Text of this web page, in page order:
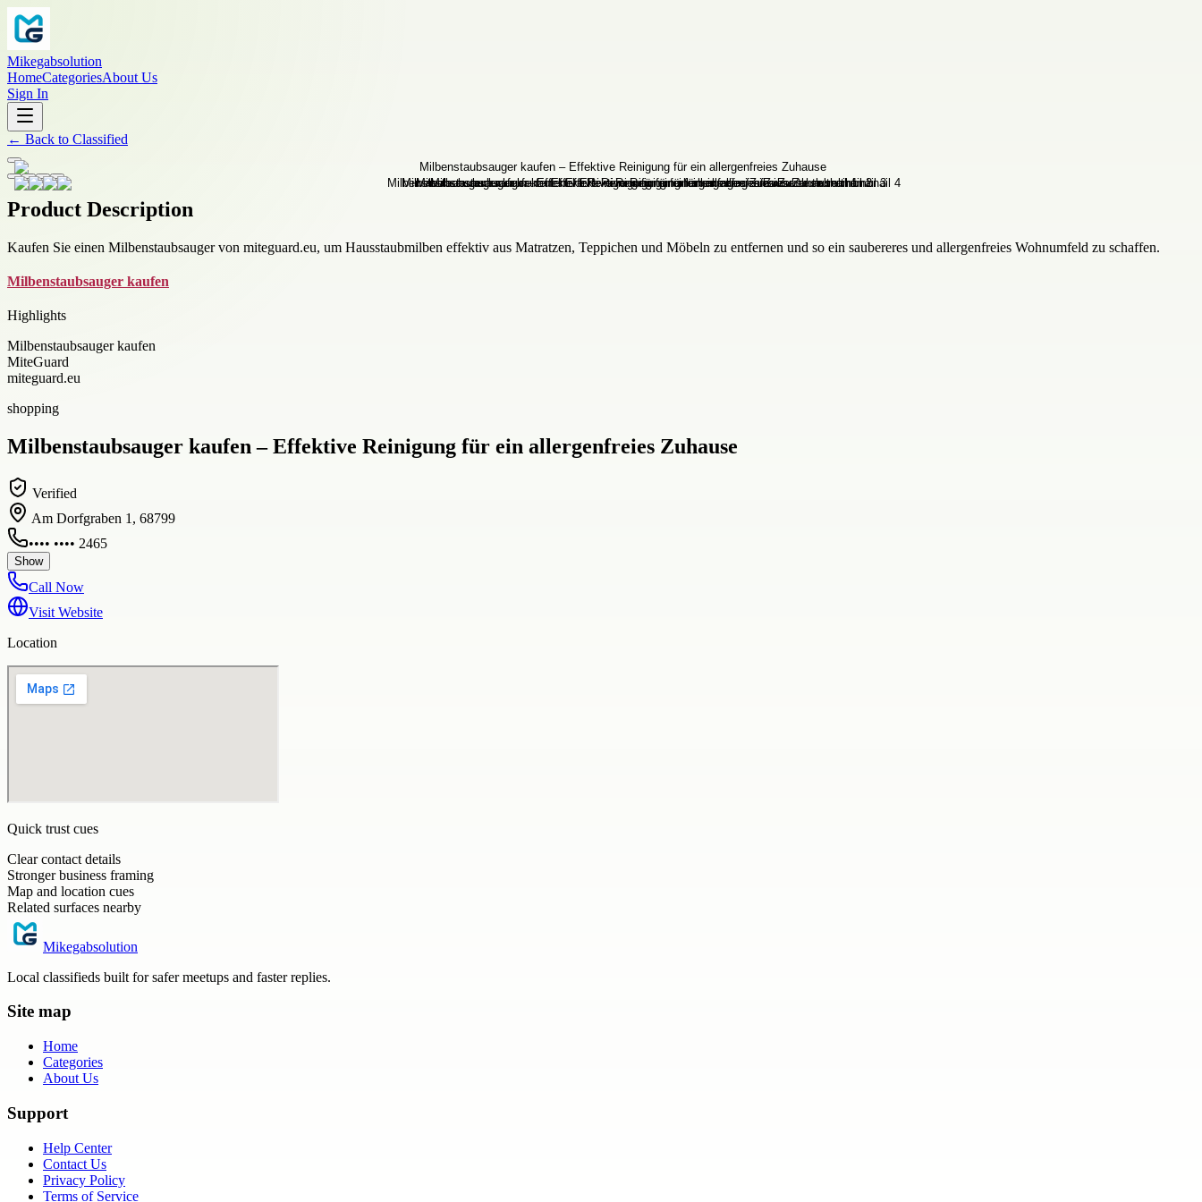
Mikegabsolution
HomeCategoriesAbout Us
Sign In
← Back to Classified
Product Description
Kaufen Sie einen Milbenstaubsauger von miteguard.eu, um Hausstaubmilben effektiv aus Matratzen, Teppichen und Möbeln zu entfernen und so ein saubereres und allergenfreies Wohnumfeld zu schaffen.
Milbenstaubsauger kaufen
Highlights
Milbenstaubsauger kaufen
MiteGuard
miteguard.eu
shopping
Milbenstaubsauger kaufen – Effektive Reinigung für ein allergenfreies Zuhause
Verified
Am Dorfgraben 1, 68799
•••• •••• 2465
Show
Call Now
Visit Website
Location
Quick trust cues
Clear contact details
Stronger business framing
Map and location cues
Related surfaces nearby
Mikegabsolution
Local classifieds built for safer meetups and faster replies.
Site map
Home
Categories
About Us
Support
Help Center
Contact Us
Privacy Policy
Terms of Service